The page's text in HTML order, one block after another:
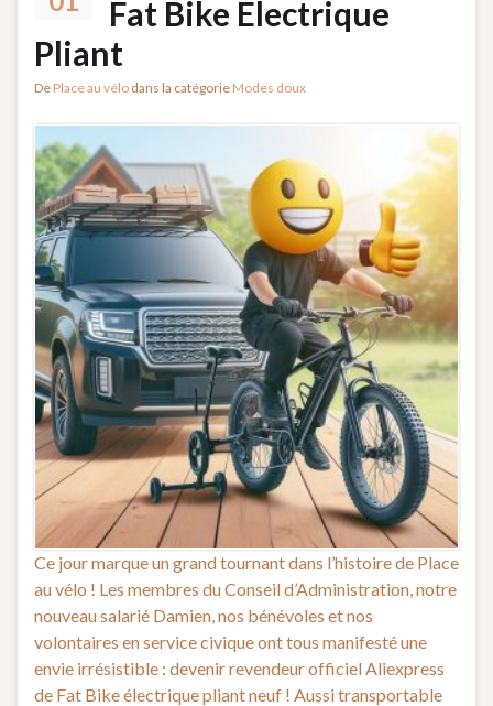
Fat Bike Electrique
Pliant
De Place au vélo dans la catégorie Modes doux
Ce jour marque un grand tournant dans l’histoire de Place
au vélo ! Les membres du Conseil d’Administration, notre
nouveau salarié Damien, nos bénévoles et nos
volontaires en service civique ont tous manifesté une
envie irrésistible : devenir revendeur officiel Aliexpress
de Fat Bike électrique pliant neuf ! Aussi transportable